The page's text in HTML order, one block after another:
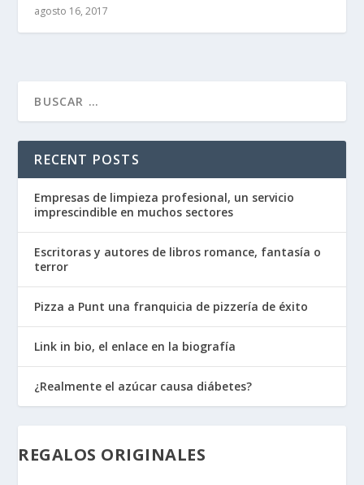
agosto 16, 2017
RECENT POSTS
Empresas de limpieza profesional, un servicio
imprescindible en muchos sectores
Escritoras y autores de libros romance, fantasía o
terror
Pizza a Punt una franquicia de pizzería de éxito
Link in bio, el enlace en la biografía
¿Realmente el azúcar causa diábetes?
REGALOS ORIGINALES